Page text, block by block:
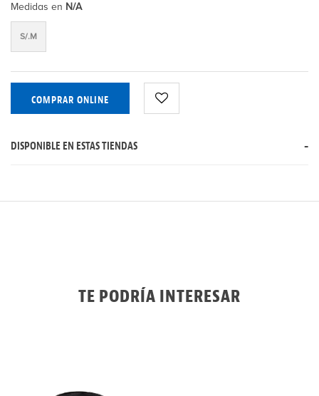
Medidas en N/A
S/.M
COMPRAR ONLINE
DISPONIBLE EN ESTAS TIENDAS
TE PODRÍA INTERESAR